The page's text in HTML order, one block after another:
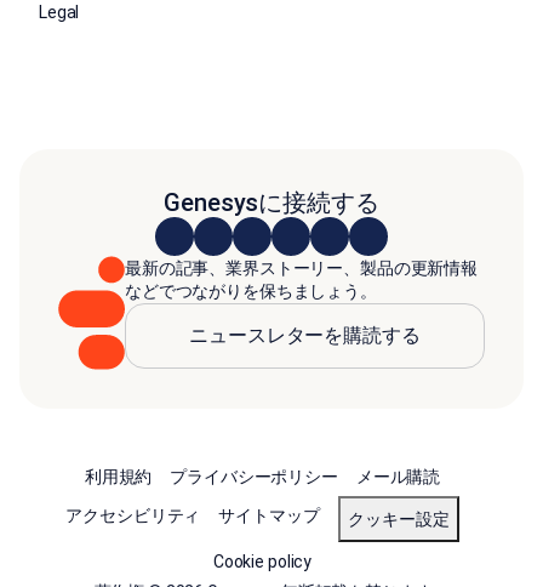
Legal
Genesysに接続する
最新の記事、業界ストーリー、製品の更新情報
などでつながりを保ちましょう。
ニュースレターを購読する
利用規約 プライバシーポリシー
メール購読
アクセシビリティ
サイトマップ クッキー設定
Cookie policy